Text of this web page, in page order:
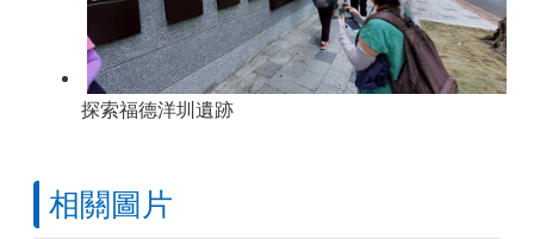
探索福德洋圳遺跡
相關圖片